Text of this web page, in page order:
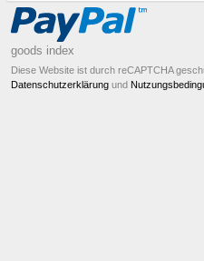
goods index
Diese Website ist durch reCAPTCHA
Datenschutzerklärung und